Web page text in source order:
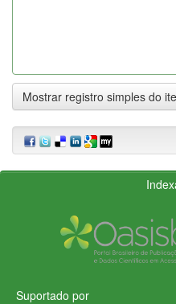
Mostrar registro simples do
Suportado por